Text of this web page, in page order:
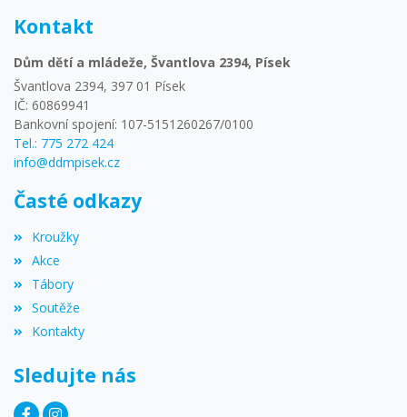
Kontakt
Dům dětí a mládeže, Švantlova 2394, Písek
Švantlova 2394, 397 01 Písek
IČ: 60869941
Bankovní spojení: 107-5151260267/0100
Tel.: 775 272 424
info@ddmpisek.cz
Časté odkazy
Kroužky
Akce
Tábory
Soutěže
Kontakty
Sledujte nás